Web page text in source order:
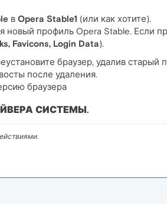
в Opera Stable1 (или как хотите).
новый профиль Opera Stable. Если
Favicons, Login Data).
браузер, удалив
после удаления.
браузера
СИСТЕМЫ.